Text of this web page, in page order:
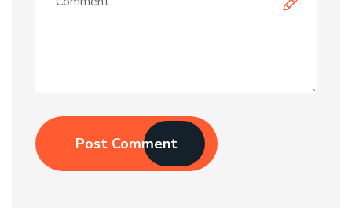
Post Comment